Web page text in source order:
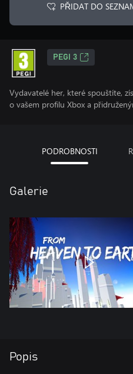
PŘIDAT DO
PEGI 3
Vydavatelé her, které spouštíte,
o vašem profilu Xbox a
PODROBNOSTI
Galerie
Popis